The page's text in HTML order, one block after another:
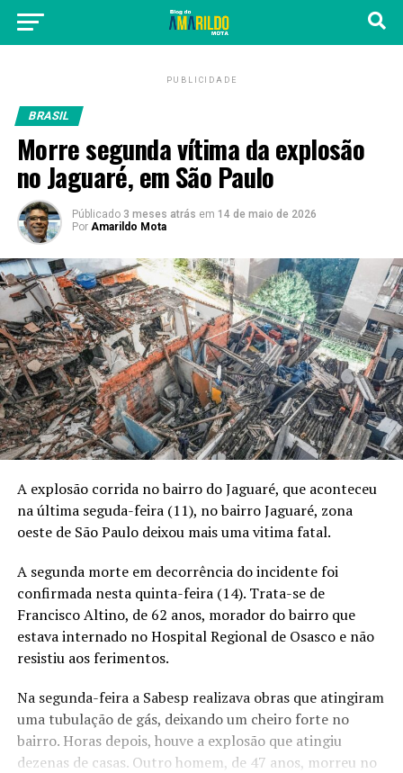
PUBLICIDADE
BRASIL
Morre segunda vítima da explosão
no Jaguaré, em São Paulo
Públicado 3 meses atrás em 14 de maio de 2026
Por Amarildo Mota
A explosão corrida no bairro do Jaguaré, que aconteceu
na última seguda-feira (11), no bairro Jaguaré, zona
oeste de São Paulo deixou mais uma vitima fatal.
A segunda morte em decorrência do incidente foi
confirmada nesta quinta-feira (14). Trata-se de
Francisco Altino, de 62 anos, morador do bairro que
estava internado no Hospital Regional de Osasco e não
resistiu aos ferimentos.
Na segunda-feira a Sabesp realizava obras que atingiram
uma tubulação de gás, deixando um cheiro forte no
bairro. Horas depois, houve a explosão que atingiu
dezenas de casas. Outro homem, de 47 anos, morreu no